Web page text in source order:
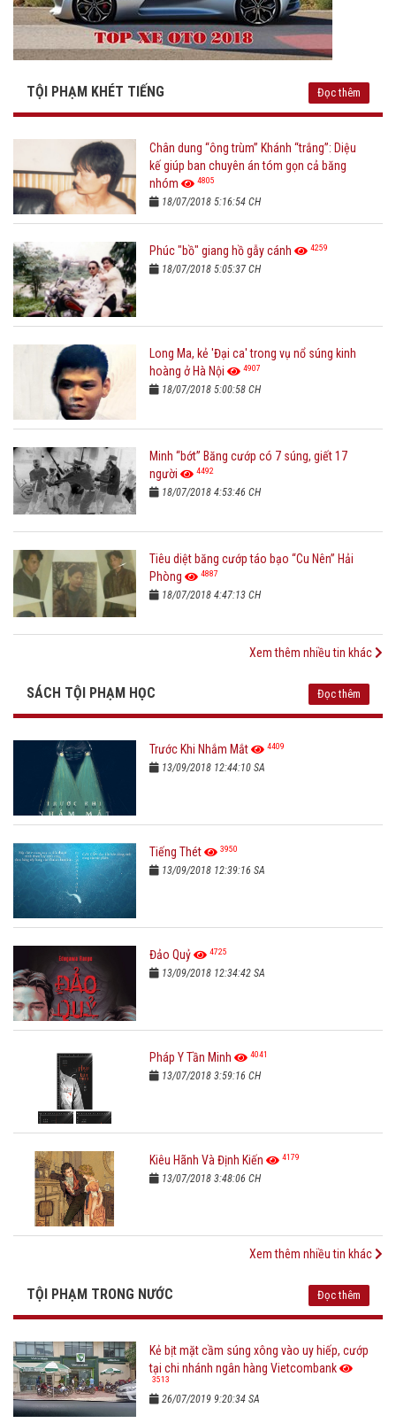
TỘI PHẠM KHÉT TIẾNG Đọc thêm
Chân dung “ông trùm” Khánh “trắng”: Diệu
kế giúp ban chuyên án tóm gọn cả băng
nhóm
4805
18/07/2018 5:16:54 CH
Phúc "bồ" giang hồ gẫy cánh 4259
18/07/2018 5:05:37 CH
Long Ma, kẻ 'Đại ca' trong vụ nổ súng kinh
hoàng ở Hà Nội
4907
18/07/2018 5:00:58 CH
Minh “bớt” Băng cướp có 7 súng, giết 17
người
4492
18/07/2018 4:53:46 CH
Tiêu diệt băng cướp táo bạo “Cu Nên” Hải
Phòng
4887
18/07/2018 4:47:13 CH
Xem thêm nhiều tin khác
SÁCH TỘI PHẠM HỌC Đọc thêm
Trước Khi Nhắm Mắt 4409
13/09/2018 12:44:10 SA
Tiếng Thét 3950
13/09/2018 12:39:16 SA
Đảo Quỷ 4725
13/09/2018 12:34:42 SA
Pháp Y Tần Minh 4041
13/07/2018 3:59:16 CH
Kiêu Hãnh Và Định Kiến 4179
13/07/2018 3:48:06 CH
Xem thêm nhiều tin khác
TỘI PHẠM TRONG NƯỚC Đọc thêm
Kẻ bịt mặt cầm súng xông vào uy hiếp, cướp
tại chi nhánh ngân hàng Vietcombank
3513
26/07/2019 9:20:34 SA